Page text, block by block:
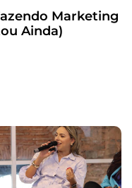
Marketing
Ainda)